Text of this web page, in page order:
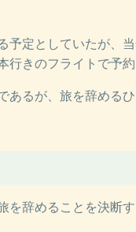
予定としていたが、
きのフライトで予約
あるが、旅を辞める
辞めることを決断す